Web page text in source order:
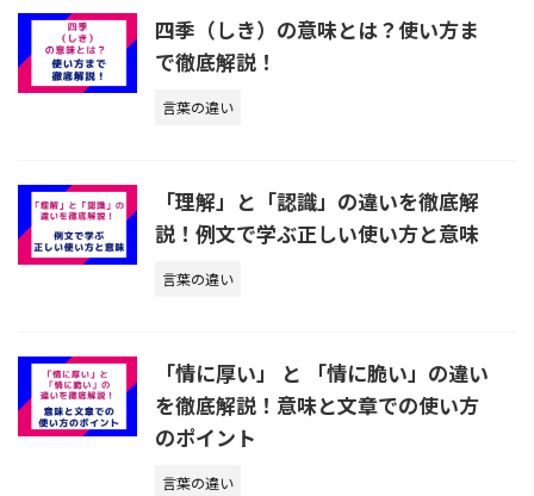
四季（しき）の意味とは？使い方ま
で徹底解説！
言葉の違い
「理解」と「認識」の違いを徹底解
説！例文で学ぶ正しい使い方と意味
言葉の違い
「情に厚い」 と 「情に脆い」の違い
を徹底解説！意味と文章での使い方
のポイント
言葉の違い